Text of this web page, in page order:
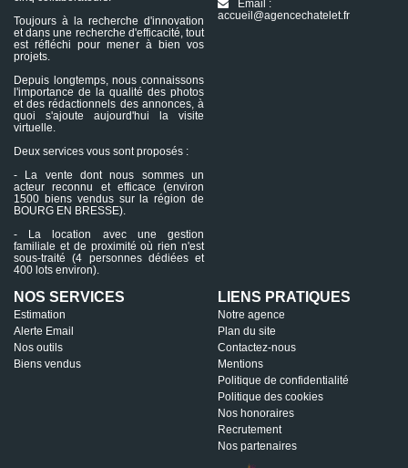
Toujours à la recherche d'innovation
et dans une recherche d'efficacité, tout
est réfléchi pour mener à bien vos
projets.
Depuis longtemps, nous connaissons
l'importance de la qualité des photos
et des rédactionnels des annonces, à
quoi s'ajoute aujourd'hui la visite
virtuelle.
Deux services vous sont proposés :
- La vente dont nous sommes un
acteur reconnu et efficace (environ
1500 biens vendus sur la région de
BOURG EN BRESSE).
- La location avec une gestion
familiale et de proximité où rien n'est
sous-traité (4 personnes dédiées et
400 lots environ).
Email :
accueil@agencechatelet.fr
NOS SERVICES
Estimation
Alerte Email
Nos outils
Biens vendus
LIENS PRATIQUES
Notre agence
Plan du site
Contactez-nous
Mentions
Politique de confidentialité
Politique des cookies
Nos honoraires
Recrutement
Nos partenaires